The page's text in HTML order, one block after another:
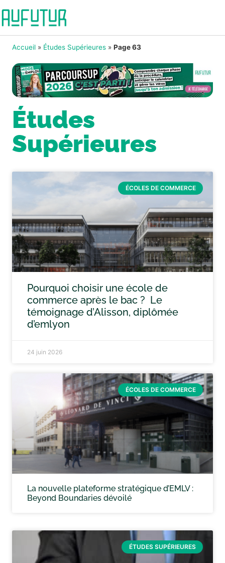
Accueil » Études Supérieures » Page 63
Études
Supérieures
ÉCOLES DE COMMERCE
Pourquoi choisir une école de
commerce après le bac ? Le
témoignage d’Alisson, diplômée
d’emlyon
24 juin 2026
ÉCOLES DE COMMERCE
La nouvelle plateforme stratégique d’EMLV :
Beyond Boundaries dévoilé
ÉTUDES SUPÉRIEURES